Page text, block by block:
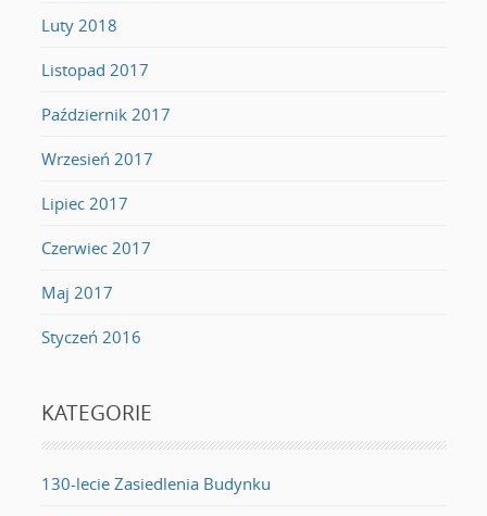
Luty 2018
Listopad 2017
Październik 2017
Wrzesień 2017
Lipiec 2017
Czerwiec 2017
Maj 2017
Styczeń 2016
KATEGORIE
130-lecie Zasiedlenia Budynku